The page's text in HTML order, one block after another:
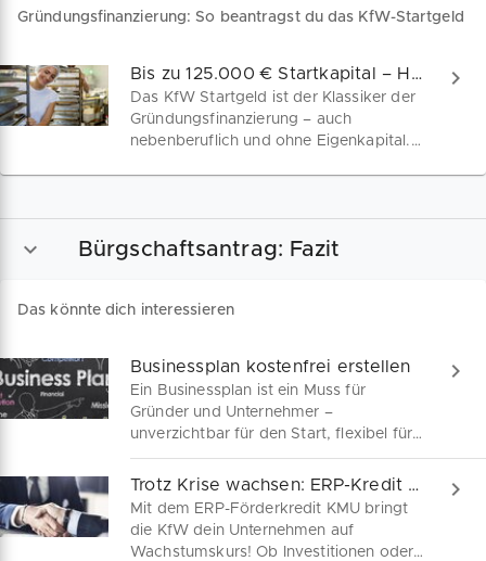
Gründungsfinanzierung: So beantragst du das KfW-Startgeld
Bis zu 125.000 € Startkapital – Hast du Anspruch?
Das KfW Startgeld ist der Klassiker der
Gründungsfinanzierung – auch
nebenberuflich und ohne Eigenkapital.
kostenlosen KfW-Businessplan und
Bürgschaftsantrag: Fazit
Das könnte dich interessieren
Businessplan kostenfrei erstellen
Ein Businessplan ist ein Muss für
Gründer und Unternehmer –
unverzichtbar für den Start, flexibel für
Anpassungen und entscheidend für
Finanzhilfen. Wir sind dein Begleiter auf
dem Weg zum perfekten Geschäftsplan.
Trotz Krise wachsen: ERP-Kredit sichern!
Mit dem ERP-Förderkredit KMU bringt
die KfW dein Unternehmen auf
Wachstumskurs! Ob Investitionen oder